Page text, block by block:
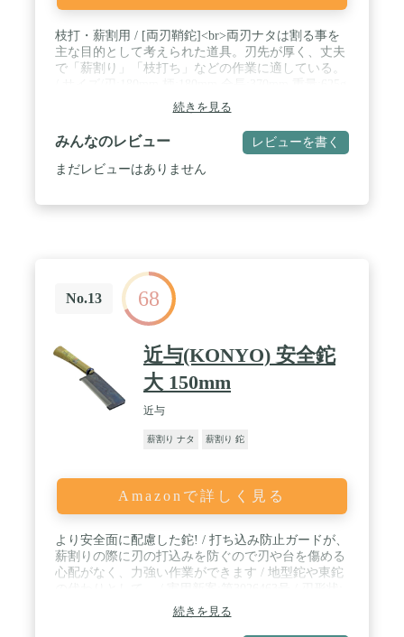
枝打・薪割用 / [両刃鞘鉈]<br>両刃ナタは割る事を
主な目的として考えられた道具。刃先が厚く、丈夫
で「薪割り」「枝打ち」などの作業に適している。
/ 材質/刃:刃物用炭素鋼・軟鉄 柄:白樫 / 鍛造製品
続きを見る
みんなのレビュー レビューを書く
まだレビューはありません
No.13 68
近与(KONYO) 安全鉈
大 150mm
近与
薪割り ナタ 薪割り 鉈
Amazonで詳しく見る
より安全面に配慮した鉈! / 打ち込み防止ガードが、
薪割りの際に刃の打込みを防ぐので刃や台を傷める
心配がなく、力強い作業ができます / 地型鉈や東鉈
両刃 / 刃渡り:約150mm続きを見る